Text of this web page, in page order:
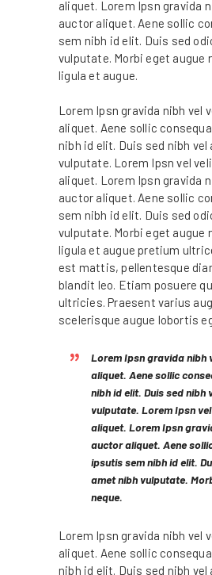
aliquet. Lorem Ipsn gravida
auctor aliquet. Aene sollic
sem nibh id elit. Duis sed
vulputate. Morbi eget augue
ligula et augue.
Lorem Ipsn gravida nibh vel
aliquet. Aene sollic
nibh id elit. Duis sed nibh
vulputate. Lorem Ipsn vel
aliquet. Lorem Ipsn gravida
auctor aliquet. Aene sollic
sem nibh id elit. Duis sed
vulputate. Morbi eget augue
ligula et augue pretium
est mattis, pellentesque
blandit leo. Etiam posuere
ultricies. Praesent varius
scelerisque augue lobortis
Lorem Ipsn gravida nibh
aliquet. Aene sollic
nibh id elit. Duis sed nibh
vulputate. Lorem Ipsn
aliquet. Lorem Ipsn
auctor aliquet. Aene
ipsutis sem nibh id elit.
amet nibh vulputate.
neque.
Lorem Ipsn gravida nibh vel
aliquet. Aene sollic
nibh id elit. Duis sed nibh